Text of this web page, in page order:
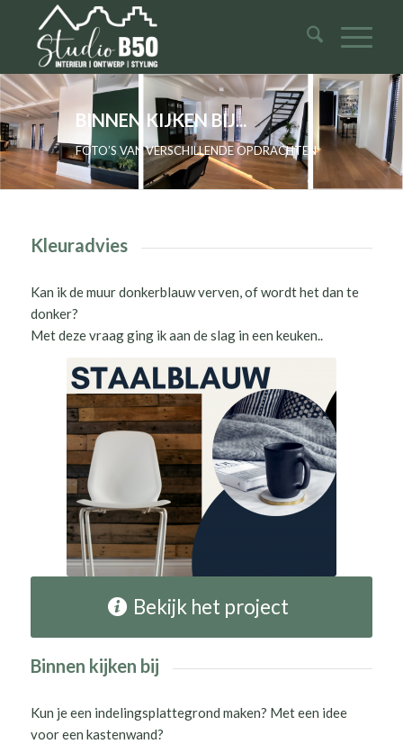
BINNEN KIJKEN BIJ...
FOTO’S VAN VERSCHILLENDE OPDRACHTEN
Kleuradvies
Kan ik de muur donkerblauw verven, of wordt het dan te
donker?
Met deze vraag ging ik aan de slag in een keuken..
Bekijk het project
Binnen kijken bij
Kun je een indelingsplattegrond maken? Met een idee
voor een kastenwand?